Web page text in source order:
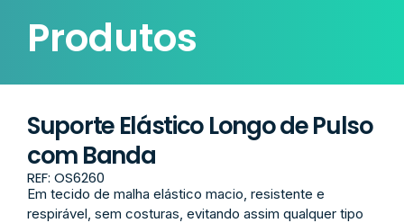
Produtos
Suporte Elástico Longo de Pulso
com Banda
REF: OS6260
Em tecido de malha elástico macio, resistente e
respirável, sem costuras, evitando assim qualquer tipo